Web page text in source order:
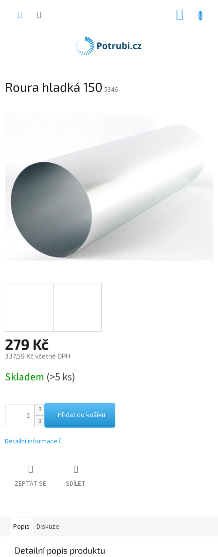
Roura hladká 150 5346
279 Kč
337,59 Kč včetně DPH
cena:
Skladem (>5 ks)
Přidat do košíku
Detailní informace
ZEPTAT SE SDÍLET
Popis Diskuze
Detailní popis produktu